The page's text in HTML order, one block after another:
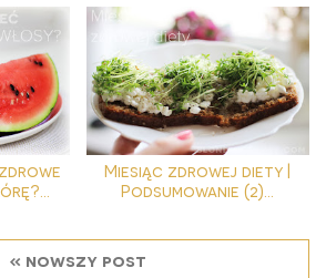
Miesiąc zdrowej diety |
Podsumowanie (2)...
« nowszy post